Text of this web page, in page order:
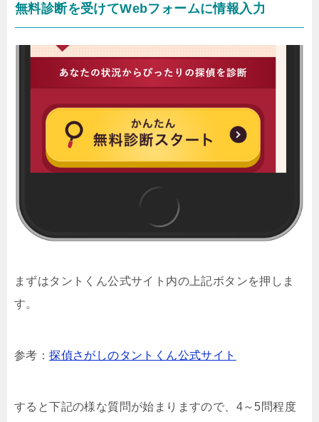
無料診断を受けてWebフォームに情報入力
まずはタントくん公式サイト内の上記ボタンを押しま
す。
参考：探偵さがしのタントくん公式サイト
すると下記の様な質問が始まりますので、4～5問程度